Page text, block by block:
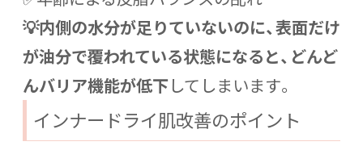
💡内側の水分が足りていないのに、表面だけ
が油分で覆われている状態になると、どんど
んバリア機能が低下してしまいます。
インナードライ肌改善のポイント